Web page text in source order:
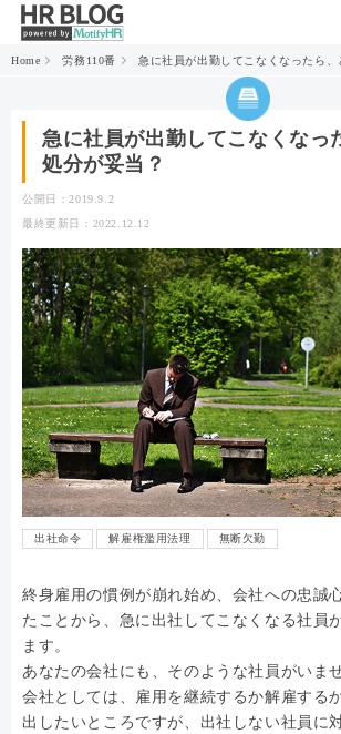
Home 労務110番 急に社員が出勤してこなくなったら、
急に社員が出勤してこなくなっ
処分が妥当？
公開日：2019.9.2
最終更新日：2022.12.12
出社命令 解雇権濫用法理 無断欠勤
終身雇用の慣例が崩れ始め、会社への忠誠
たことから、急に出社してこなくなる社員
ます。
あなたの会社にも、そのような社員がいま
会社としては、雇用を継続するか解雇する
出したいところですが、出社しない社員に